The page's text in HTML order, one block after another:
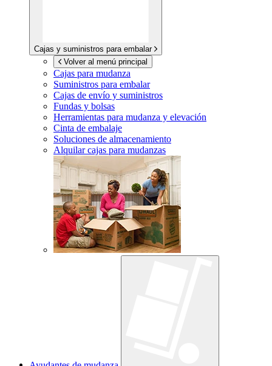
Cajas y suministros para embalar
Volver al menú principal
Cajas para mudanza
Suministros para embalar
Cajas de envío y suministros
Fundas y bolsas
Herramientas para mudanza y elevación
Cinta de embalaje
Soluciones de almacenamiento
Alquilar cajas para mudanzas